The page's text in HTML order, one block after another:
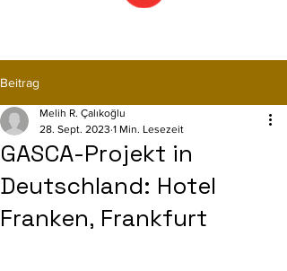
Beitrag
GASCA-Projekt in
Deutschland: Hotel
Franken, Frankfurt
Melih R. Çalıkoğlu
28. Sept. 2023 1 Min. Lesezeit